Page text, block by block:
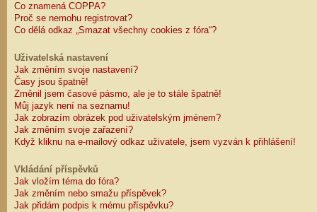
Co znamená COPPA?
Proč se nemohu registrovat?
Co dělá odkaz „Smazat všechny cookies z fóra“?
Uživatelská nastavení
Jak změním svoje nastavení?
Časy jsou špatně!
Změnil jsem časové pásmo, ale je to stále špatně!
Můj jazyk není na seznamu!
Jak zobrazím obrázek pod uživatelským jménem?
Jak změním svoje zařazení?
Když kliknu na e-mailový odkaz uživatele, jsem vyzván k přihlášení!
Vkládání příspěvků
Jak vložím téma do fóra?
Jak změním nebo smažu příspěvek?
Jak přidám podpis k mému příspěvku?